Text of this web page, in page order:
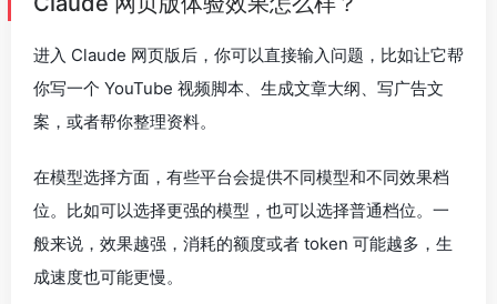
进入 Claude 网页版后，你可以直接输入问题，比如让它帮
你写一个 YouTube 视频脚本、生成文章大纲、写广告文
案，或者帮你整理资料。
在模型选择方面，有些平台会提供不同模型和不同效果档
位。比如可以选择更强的模型，也可以选择普通档位。一
般来说，效果越强，消耗的额度或者 token 可能越多，生
成速度也可能更慢。